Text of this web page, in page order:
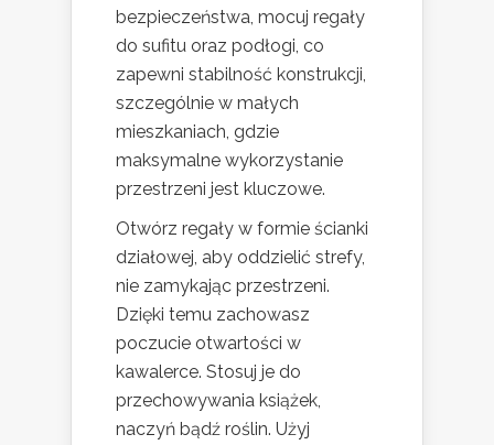
bezpieczeństwa, mocuj regały
do sufitu oraz podłogi, co
zapewni stabilność konstrukcji,
szczególnie w małych
mieszkaniach, gdzie
maksymalne wykorzystanie
przestrzeni jest kluczowe.
Otwórz regały w formie ścianki
działowej, aby oddzielić strefy,
nie zamykając przestrzeni.
Dzięki temu zachowasz
poczucie otwartości w
kawalerce. Stosuj je do
przechowywania książek,
naczyń bądź roślin. Użyj